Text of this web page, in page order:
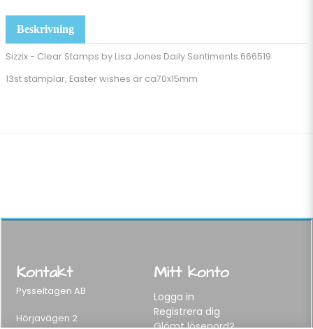
Beskrivning
Sizzix - Clear Stamps by Lisa Jones Daily Sentiments 666519
13st stämplar, Easter wishes är ca70x15mm
Kontakt
Pysseltagen AB
Hörjavägen 2
Mitt konto
Logga in
Registrera dig
Glömt lösenord?